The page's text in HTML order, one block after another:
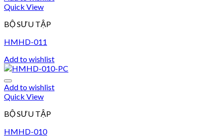
Quick View
BỘ SƯU TẬP
HMHD-011
Add to wishlist
Add to wishlist
Quick View
BỘ SƯU TẬP
HMHD-010